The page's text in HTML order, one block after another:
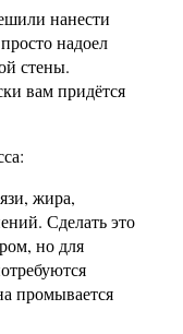
нанести
надоел
стены.
вам придётся
жира,
Сделать это
но для
промывается